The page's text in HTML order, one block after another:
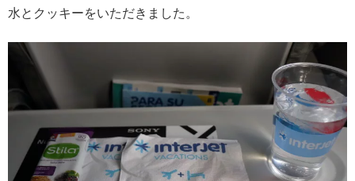
水とクッキーをいただきました。